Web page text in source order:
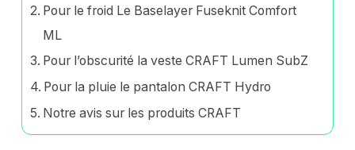
Pour le froid Le Baselayer Fuseknit Comfort
ML
Pour l’obscurité la veste CRAFT Lumen SubZ
Pour la pluie le pantalon CRAFT Hydro
Notre avis sur les produits CRAFT